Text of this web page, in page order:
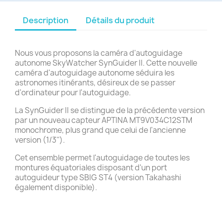
Description Détails du produit
Nous vous proposons la caméra d'autoguidage
autonome SkyWatcher SynGuider II. Cette nouvelle
caméra d'autoguidage autonome séduira les
astronomes itinérants, désireux de se passer
d'ordinateur pour l'autoguidage.
La SynGuider II se distingue de la précédente version
par un nouveau capteur APTINA MT9V034C12STM
monochrome, plus grand que celui de l'ancienne
version (1/3'').
Cet ensemble permet l'autoguidage de toutes les
montures équatoriales disposant d'un port
autoguideur type SBIG ST4 (version Takahashi
également disponible).